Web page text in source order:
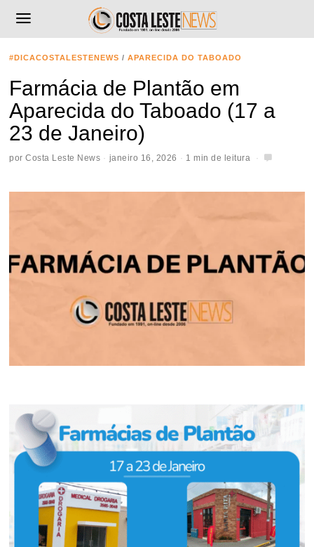
#DICACOSTALESTENEWS / APARECIDA DO TABOADO
Farmácia de Plantão em
Aparecida do Taboado (17 a
23 de Janeiro)
porCosta Leste News janeiro 16, 2026 1 min de leitura